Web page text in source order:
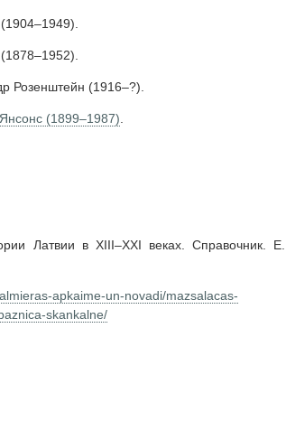
Розенштейн (1916–?).
(1899–1987)
Латвии в XIII–XXI веках. Справочник. Е.
apkaime-un-novadi/mazsalacas-
skankalne/